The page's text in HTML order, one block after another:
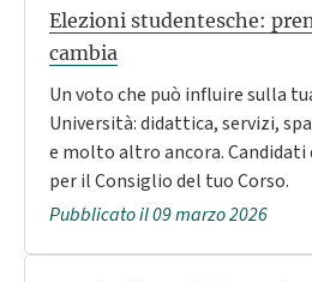
Elezioni studentesche:
cambia
Un voto che può influire sulla
Università: didattica, servizi,
e molto altro ancora. Candidati
per il Consiglio del tuo Corso.
Pubblicato il 09 marzo 2026